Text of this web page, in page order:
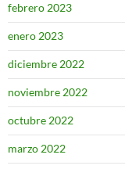
febrero 2023
enero 2023
diciembre 2022
noviembre 2022
octubre 2022
marzo 2022